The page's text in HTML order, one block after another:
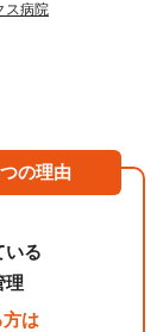
ス病院
の理由
いる
理
は